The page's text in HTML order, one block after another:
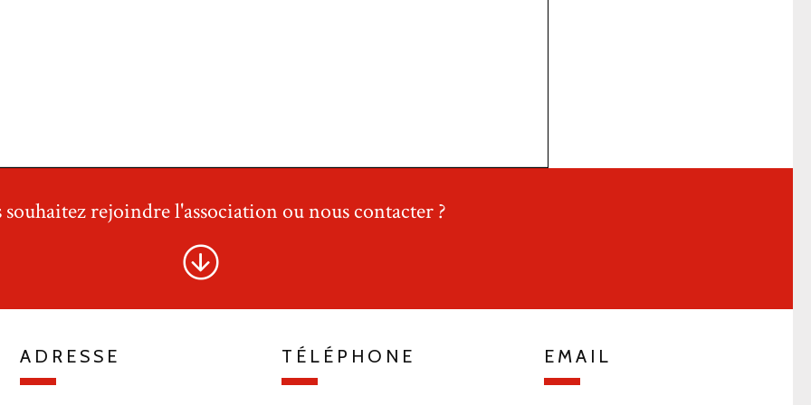
souhaitez rejoindre l'association ou nous contacter ?
ADRESSE TÉLÉPHONE EMAIL